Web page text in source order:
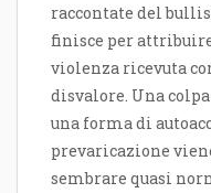
raccontate del
finisce per attribuire
violenza ricevuta
disvalore. Una
una forma di
prevaricazione
sembrare quasi